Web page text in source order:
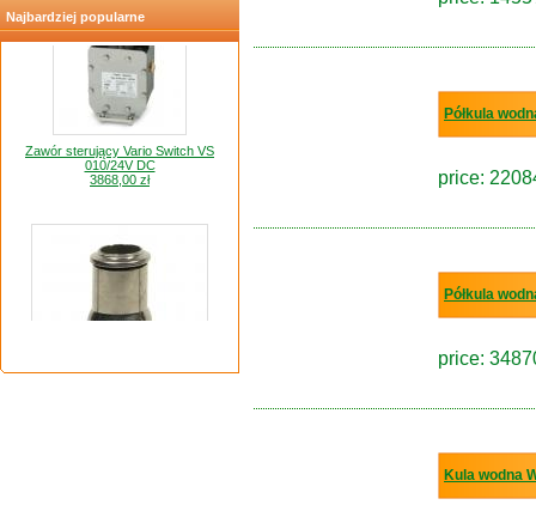
Najbardziej popularne
Zawór sterujący Vario Switch VS
010/24V DC
3868,00 zł
Półkula
price:
Półkula
price:
Kula wodna